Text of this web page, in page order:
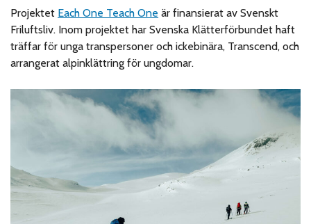
Projektet Each One Teach One är finansierat av Svenskt
Friluftsliv. Inom projektet har Svenska Klätterförbundet haft
träffar för unga transpersoner och ickebinära, Transcend, och
arrangerat alpinklättring för ungdomar.